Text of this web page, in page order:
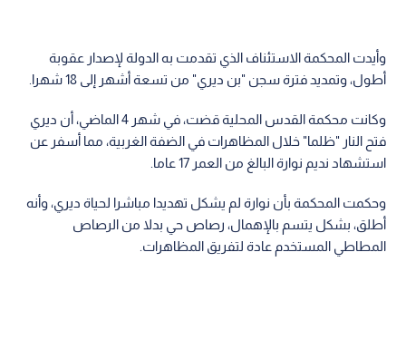
وأيدت المحكمة الاستئناف الذي تقدمت به الدولة لإصدار عقوبة
أطول، وتمديد فترة سجن "بن ديري" من تسعة أشهر إلى 18 شهرا.
وكانت محكمة القدس المحلية قضت، في شهر 4 الماضي، أن ديري
فتح النار "ظلما" خلال المظاهرات في الضفة الغربية، مما أسفر عن
استشهاد نديم نوارة البالغ من العمر 17 عاما.
وحكمت المحكمة بأن نوارة لم يشكل تهديدا مباشرا لحياة ديري، وأنه
أطلق، بشكل يتسم بالإهمال، رصاص حي بدلا من الرصاص
المطاطي المستخدم عادة لتفريق المظاهرات.